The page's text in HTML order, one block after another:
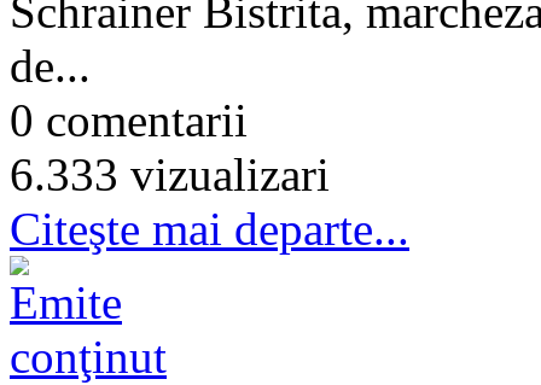
Schrainer Bistrita,
de...
0 comentarii
6.333 vizualizari
Citeşte mai departe...